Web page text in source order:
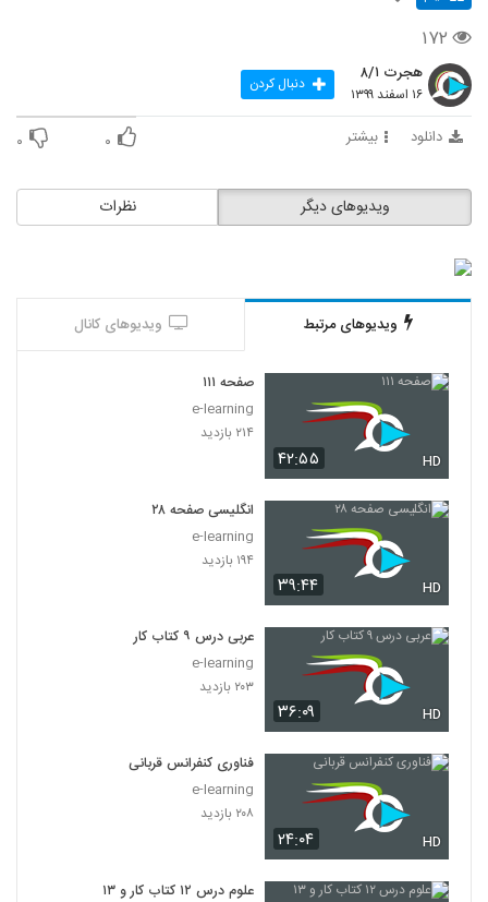
۱۷۲
هجرت ۸/۱
۱۶ اسفند ۱۳۹۹ دنبال کردن
دانلود بیشتر ۰ ۰
نظرات ویدیوهای دیگر
ویدیوهای مرتبط ویدیوهای کانال
۴۲:۵۵ HD
صفحه ۱۱۱
e-learning
۲۱۴ بازدید
۳۹:۴۴ HD
انگلیسی صفحه ۲۸
e-learning
۱۹۴ بازدید
۳۶:۰۹ HD
عربی درس ۹ کتاب کار
e-learning
۲۰۳ بازدید
۲۴:۰۴ HD
فناوری کنفرانس قربانی
e-learning
۲۰۸ بازدید
علوم درس ۱۲ کتاب کار و ۱۳